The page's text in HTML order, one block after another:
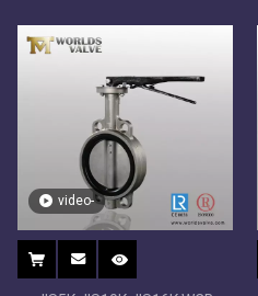
video-